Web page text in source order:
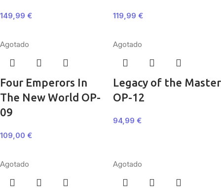
149,99 € 119,99 €
Agotado
Four Emperors In
The New World OP-
09
109,00 €
Agotado
Legacy of the Master
OP-12
94,99 €
Agotado Agotado